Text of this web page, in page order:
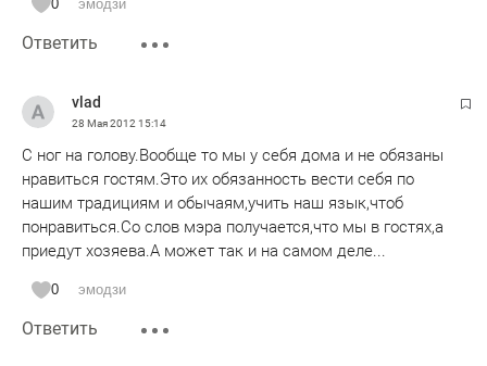
0 эмодзи
Ответить
vlad
28 Мая 2012 15:14
С ног на голову.Вообще то мы у себя дома и не обязаны
нравиться гостям.Это их обязанность вести себя по
нашим традициям и обычаям,учить наш язык,чтоб
понравиться.Со слов мэра получается,что мы в гостях,а
приедут хозяева.А может так и на самом деле...
0 эмодзи
Ответить